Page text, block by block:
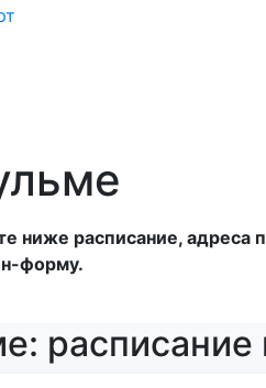
ниже расписание, адреса
форму.